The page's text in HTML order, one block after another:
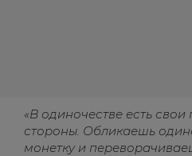
«В одиночестве есть
стороны. Обликаешь
монетку и